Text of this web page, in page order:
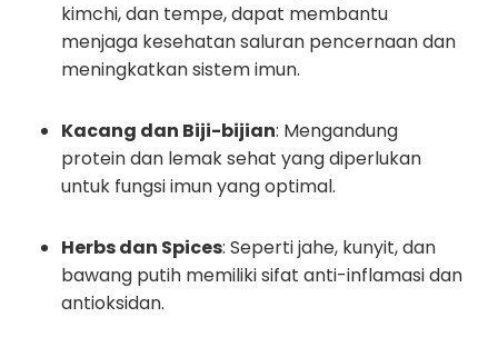
kimchi, dan tempe, dapat membantu
menjaga kesehatan saluran pencernaan dan
meningkatkan sistem imun.
Kacang dan Biji-bijian: Mengandung
protein dan lemak sehat yang diperlukan
untuk fungsi imun yang optimal.
Herbs dan Spices: Seperti jahe, kunyit, dan
bawang putih memiliki sifat anti-inflamasi dan
antioksidan.